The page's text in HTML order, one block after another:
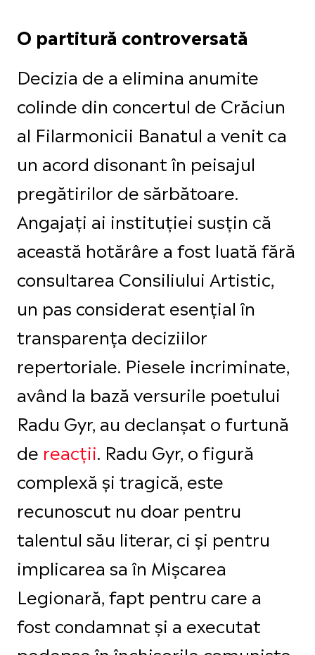
O partitură controversată
Decizia de a elimina anumite
colinde din concertul de Crăciun
al Filarmonicii Banatul a venit ca
un acord disonant în peisajul
pregătirilor de sărbătoare.
Angajați ai instituției susțin că
această hotărâre a fost luată fără
consultarea Consiliului Artistic,
un pas considerat esențial în
transparența deciziilor
repertoriale. Piesele incriminate,
având la bază versurile poetului
Radu Gyr, au declanșat o furtună
de reacții. Radu Gyr, o figură
complexă și tragică, este
recunoscut nu doar pentru
talentul său literar, ci și pentru
implicarea sa în Mișcarea
Legionară, fapt pentru care a
fost condamnat și a executat